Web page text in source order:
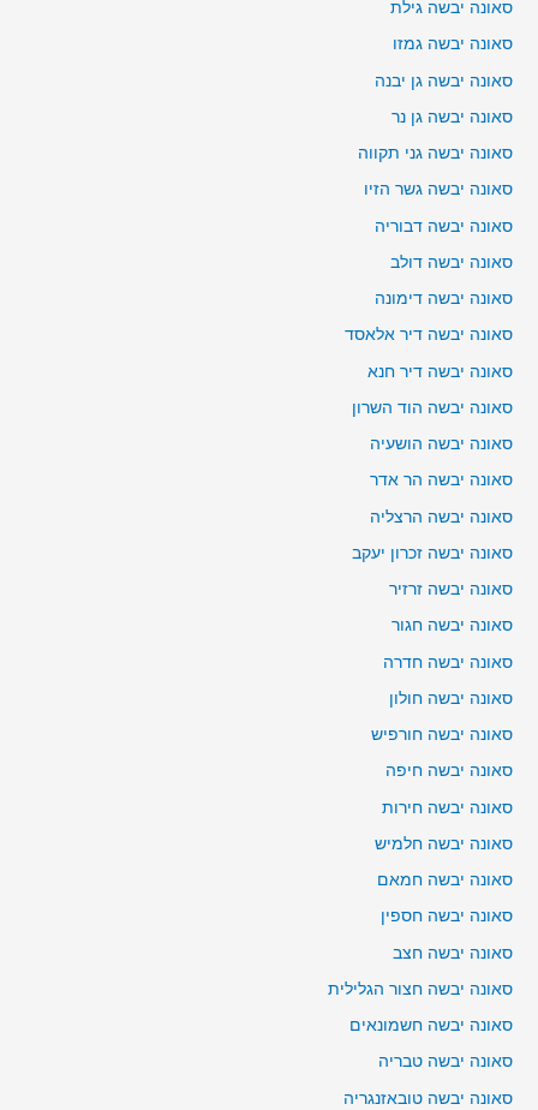
סאונה יבשה גילת
סאונה יבשה גמזו
סאונה יבשה גן יבנה
סאונה יבשה גן נר
סאונה יבשה גני תקווה
סאונה יבשה גשר הזיו
סאונה יבשה דבוריה
סאונה יבשה דולב
סאונה יבשה דימונה
סאונה יבשה דיר אלאסד
סאונה יבשה דיר חנא
סאונה יבשה הוד השרון
סאונה יבשה הושעיה
סאונה יבשה הר אדר
סאונה יבשה הרצליה
סאונה יבשה זכרון יעקב
סאונה יבשה זרזיר
סאונה יבשה חגור
סאונה יבשה חדרה
סאונה יבשה חולון
סאונה יבשה חורפיש
סאונה יבשה חיפה
סאונה יבשה חירות
סאונה יבשה חלמיש
סאונה יבשה חמאם
סאונה יבשה חספין
סאונה יבשה חצב
סאונה יבשה חצור הגלילית
סאונה יבשה חשמונאים
סאונה יבשה טבריה
סאונה יבשה טובאזנגריה